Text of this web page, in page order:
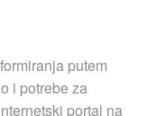
putem
i potrebe za
portal na